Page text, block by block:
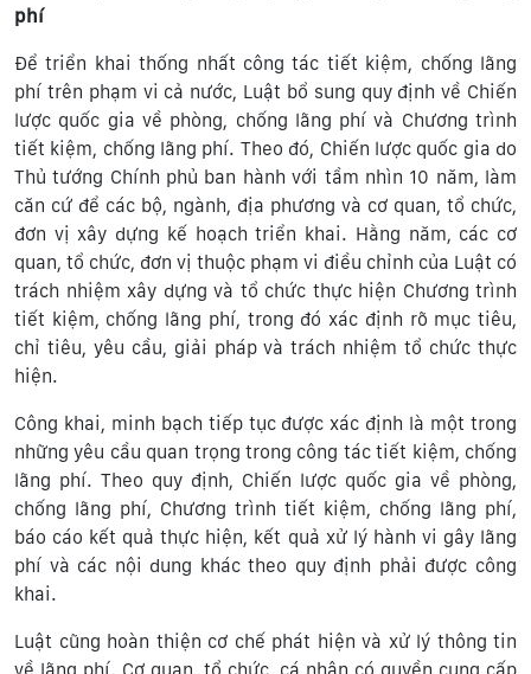
phí
Để triển khai thống nhất công tác tiết kiệm, chống lãng
phí trên phạm vi cả nước, Luật bổ sung quy định về Chiến
lược quốc gia về phòng, chống lãng phí và Chương trình
tiết kiệm, chống lãng phí. Theo đó, Chiến lược quốc gia do
Thủ tướng Chính phủ ban hành với tầm nhìn 10 năm, làm
căn cứ để các bộ, ngành, địa phương và cơ quan, tổ chức,
đơn vị xây dựng kế hoạch triển khai. Hằng năm, các cơ
quan, tổ chức, đơn vị thuộc phạm vi điều chỉnh của Luật có
trách nhiệm xây dựng và tổ chức thực hiện Chương trình
tiết kiệm, chống lãng phí, trong đó xác định rõ mục tiêu,
chỉ tiêu, yêu cầu, giải pháp và trách nhiệm tổ chức thực
hiện.
Công khai, minh bạch tiếp tục được xác định là một trong
những yêu cầu quan trọng trong công tác tiết kiệm, chống
lãng phí. Theo quy định, Chiến lược quốc gia về phòng,
chống lãng phí, Chương trình tiết kiệm, chống lãng phí,
báo cáo kết quả thực hiện, kết quả xử lý hành vi gây lãng
phí và các nội dung khác theo quy định phải được công
khai.
Luật cũng hoàn thiện cơ chế phát hiện và xử lý thông tin